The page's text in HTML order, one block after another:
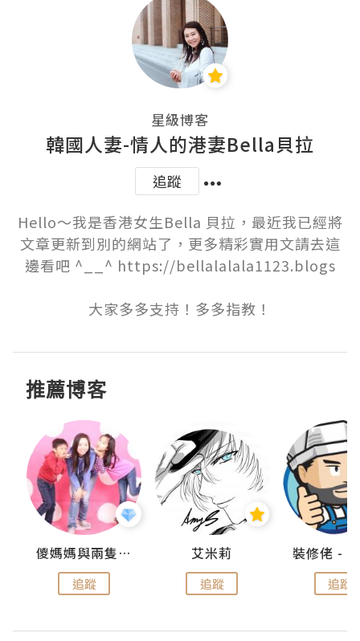
星級博客
韓國人妻-情人的港妻Bella貝拉
追蹤
Hello～我是香港女生Bella 貝拉，最近我已經將
文章更新到別的網站了，更多精彩實用文請去這
邊看吧 ^__^ https://bellalalala1123.blogs
大家多多支持！多多指教！
推薦博客
儍媽媽與兩隻小魔怪之家
追蹤
艾米莉
追蹤 追蹤